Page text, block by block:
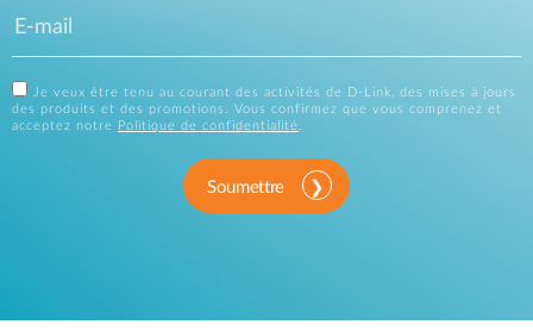
Je veux être tenu au courant des activités de D-Link, des mises à jours
des produits et des promotions. Vous confirmez que vous comprenez et
acceptez notre
Politique de confidentialité.
Soumettre